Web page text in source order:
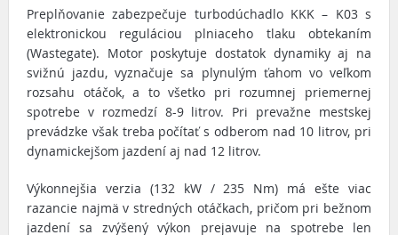
Preplňovanie zabezpečuje turbodúchadlo KKK – K03 s
elektronickou reguláciou plniaceho tlaku obtekaním
(Wastegate). Motor poskytuje dostatok dynamiky aj na
svižnú jazdu, vyznačuje sa plynulým ťahom vo veľkom
rozsahu otáčok, a to všetko pri rozumnej priemernej
spotrebe v rozmedzí 8-9 litrov. Pri prevažne mestskej
prevádzke však treba počítať s odberom nad 10 litrov, pri
dynamickejšom jazdení aj nad 12 litrov.
Výkonnejšia verzia (132 kW / 235 Nm) má ešte viac
razancie najmä v stredných otáčkach, pričom pri bežnom
jazdení sa zvýšený výkon prejavuje na spotrebe len